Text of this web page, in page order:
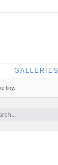
GALLERIES
tiny.